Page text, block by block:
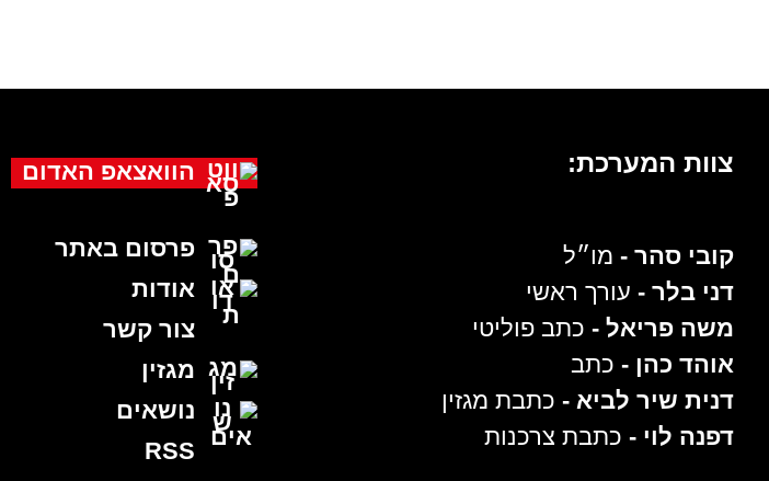
הוואצאפ האדום
פרסום באתר
אודות
צור קשר
מגזין
נושאים
RSS
צוות המערכת:
קובי סהר - מו״ל
דני בלר - עורך ראשי
משה פריאל - כתב פוליטי
אוהד כהן - כתב
דנית שיר לביא - כתבת מגזין
דפנה לוי - כתבת צרכנות